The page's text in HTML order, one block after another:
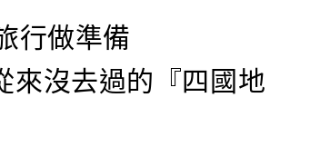
行做準備
來沒去過的『四國地